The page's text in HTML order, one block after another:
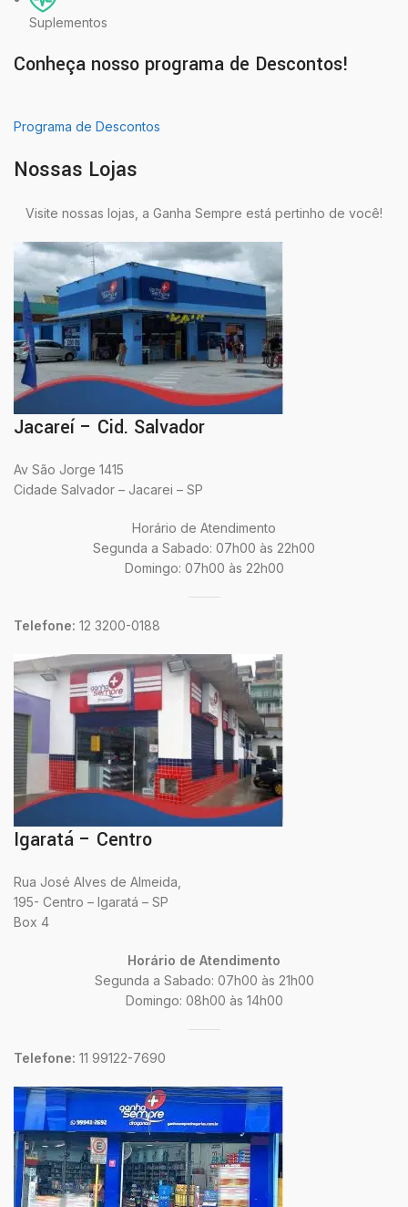
Suplementos
Conheça nosso programa de Descontos!
Programa de Descontos
Nossas Lojas
Visite nossas lojas, a Ganha Sempre está pertinho de você!
Jacareí – Cid. Salvador
Av São Jorge 1415
Cidade Salvador – Jacarei – SP
Horário de Atendimento
Segunda a Sabado: 07h00 às 22h00
Domingo: 07h00 às 22h00
Telefone: 12 3200-0188
Igaratá – Centro
Rua José Alves de Almeida,
195- Centro – Igaratá – SP
Box 4
Horário de Atendimento
Segunda a Sabado: 07h00 às 21h00
Domingo: 08h00 às 14h00
Telefone: 11 99122-7690